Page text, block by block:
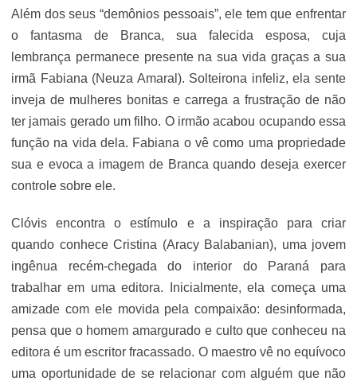
Além dos seus “demônios pessoais”, ele tem que enfrentar
o fantasma de Branca, sua falecida esposa, cuja
lembrança permanece presente na sua vida graças a sua
irmã Fabiana (Neuza Amaral). Solteirona infeliz, ela sente
inveja de mulheres bonitas e carrega a frustração de não
ter jamais gerado um filho. O irmão acabou ocupando essa
função na vida dela. Fabiana o vê como uma propriedade
sua e evoca a imagem de Branca quando deseja exercer
controle sobre ele.
Clóvis encontra o estímulo e a inspiração para criar
quando conhece Cristina (Aracy Balabanian), uma jovem
ingênua recém-chegada do interior do Paraná para
trabalhar em uma editora. Inicialmente, ela começa uma
amizade com ele movida pela compaixão: desinformada,
pensa que o homem amargurado e culto que conheceu na
editora é um escritor fracassado. O maestro vê no equívoco
uma oportunidade de se relacionar com alguém que não